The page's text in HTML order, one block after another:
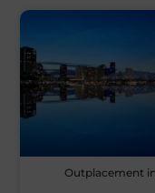
Outplacement